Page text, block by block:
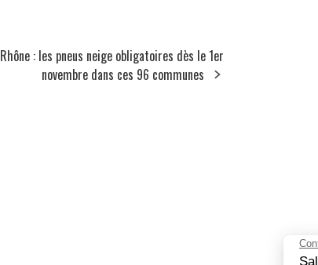
Rhône : les pneus neige obligatoires dès le 1er
novembre dans ces 96 communes